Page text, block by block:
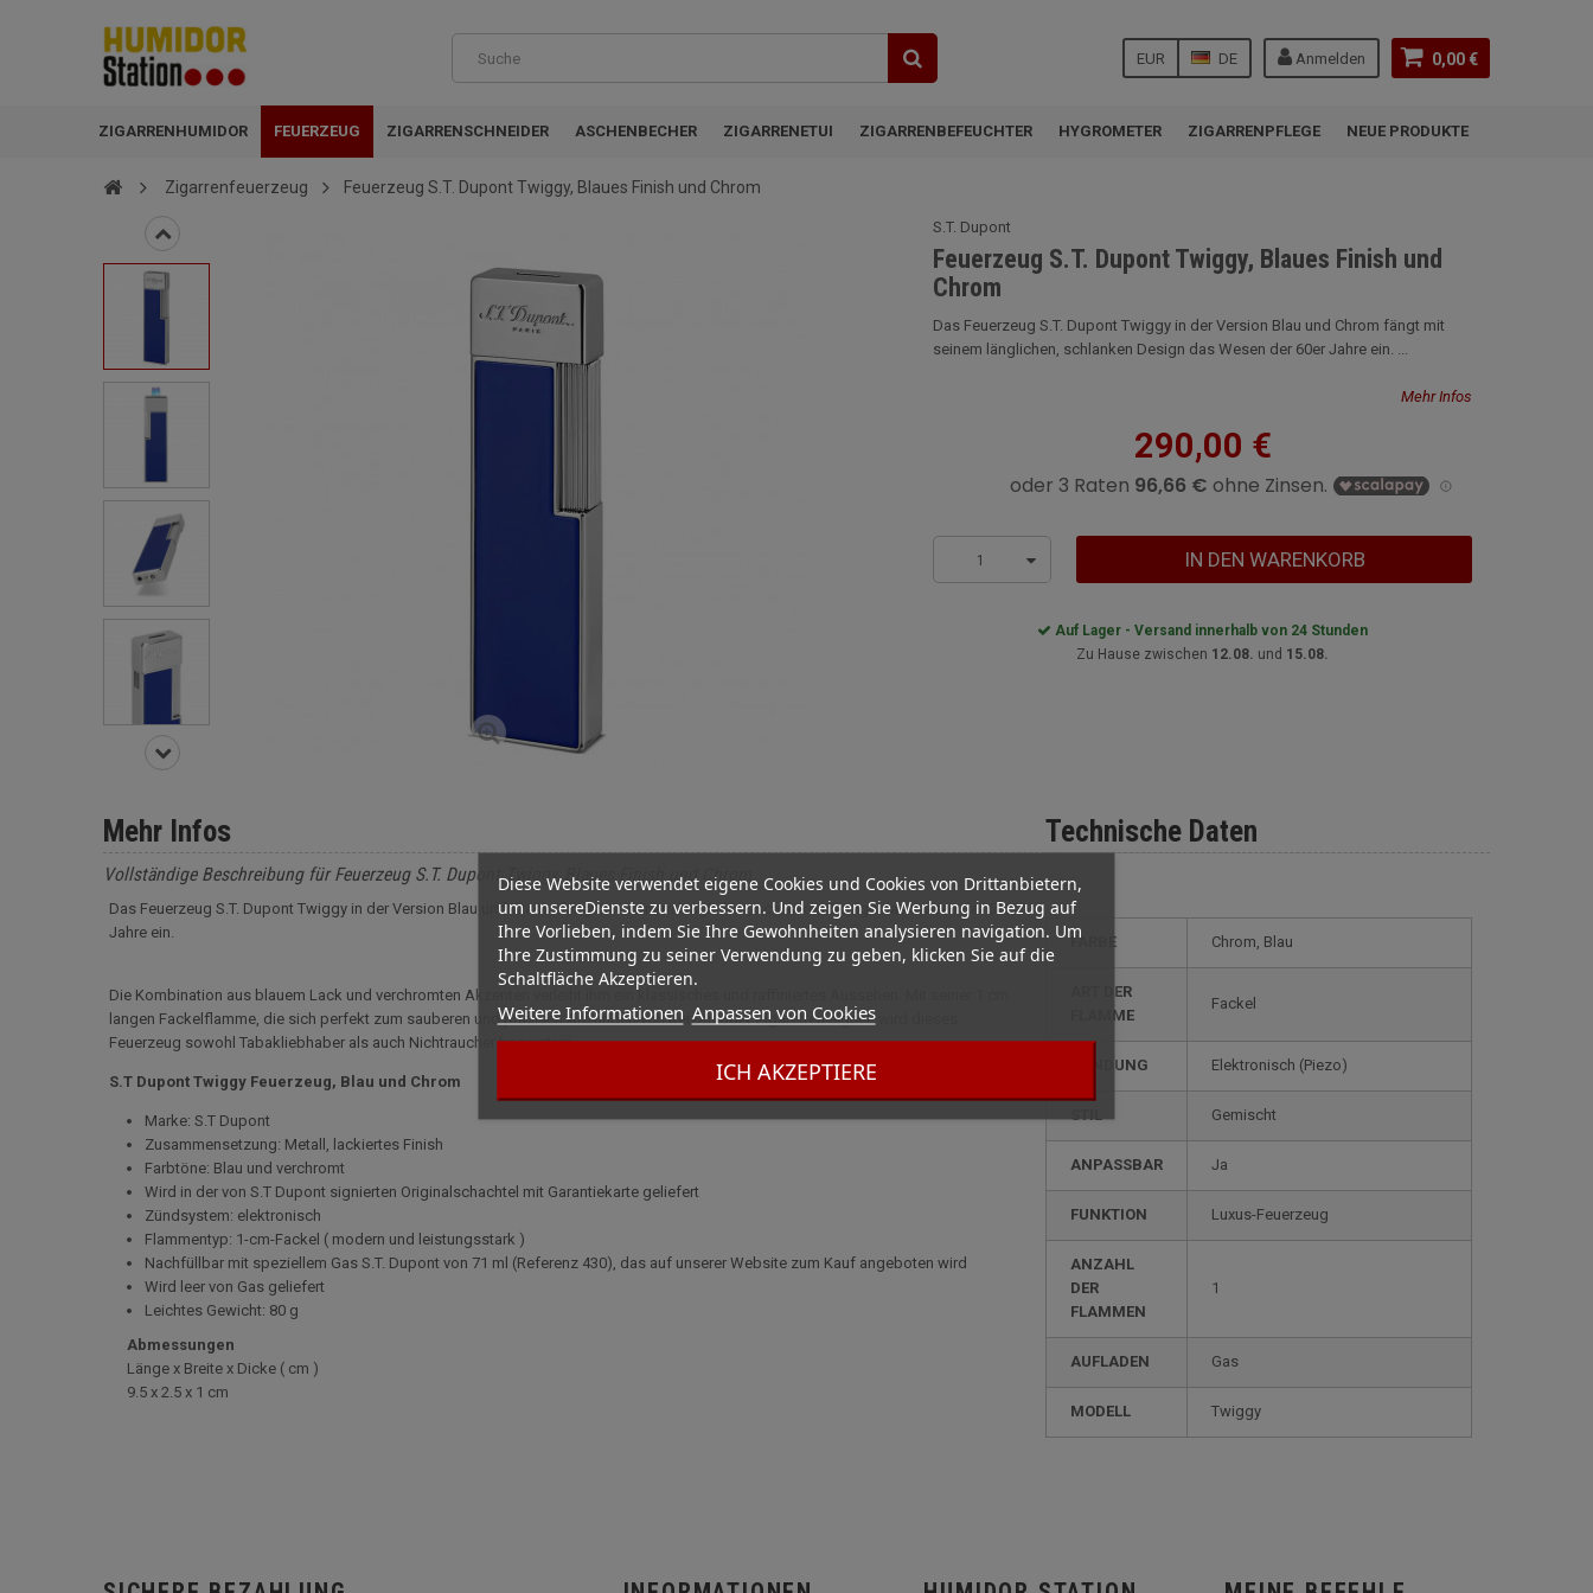
0,00 €
Anmelden
DE
EUR
ZIGARRENHUMIDOR FEUERZEUG ZIGARRENSCHNEIDER ASCHENBECHER ZIGARRENETUI ZIGARRENBEFEUCHTER HYGROMETER ZIGARRENPFLEGE NEUE PRODUKTE
Diese Website verwendet eigene Cookies und Cookies von Drittanbietern,
um unsereDienste zu verbessern. Und zeigen Sie Werbung in Bezug auf
Ihre Vorlieben, indem Sie Ihre Gewohnheiten analysieren navigation. Um
Ihre Zustimmung zu seiner Verwendung zu geben, klicken Sie auf die
Schaltfläche Akzeptieren.
Weitere Informationen Anpassen von Cookies
ICH AKZEPTIERE
Zigarrenfeuerzeug Feuerzeug S.T. Dupont Twiggy, Blaues Finish und Chrom
S.T. Dupont
Feuerzeug S.T. Dupont Twiggy, Blaues Finish und
Chrom
Das Feuerzeug S.T. Dupont Twiggy in der Version Blau und Chrom fängt mit
seinem länglichen, schlanken Design das Wesen der 60er Jahre ein. ...
Mehr Infos
290,00 €
1 IN DEN WARENKORB
Auf Lager - Versand innerhalb von 24 Stunden
Zu Hause zwischen 12.08. und 15.08.
Technische Daten
FARBE Chrom, Blau
FLAMME
Fackel
ZÜNDUNG elektronisch (Piezo)
STIL gemischt
ANPASSBAR ja
FUNKTION luxus-Feuerzeug
ANZAHL
DER
FLAMMEN
1
AUFLADEN gas
MODELL twiggy
Mehr Infos
Vollständige Beschreibung für Feuerzeug S.T. Dupont Twiggy, Blaues Finish und Chrom
Das Feuerzeug S.T. Dupont Twiggy in der Version Blau und Chrom fängt mit seinem länglichen, schlanken Design das Wesen der 60er
Jahre ein.
Die Kombination aus blauem Lack und verchromten Akzenten verleiht ihm ein klassisches und raffiniertes Aussehen. Mit seiner 1 cm
langen Fackelflamme, die sich perfekt zum sauberen und präzisen Anzünden von Kerzen oder Zigaretten eignet, wird dieses
Feuerzeug sowohl Tabakliebhaber als auch Nichtraucher begeistern.
S.T Dupont Twiggy Feuerzeug, Blau und Chrom
Marke: S.T Dupont
Zusammensetzung: Metall, lackiertes Finish
Farbtöne: Blau und verchromt
Wird in der von S.T Dupont signierten Originalschachtel mit Garantiekarte geliefert
Zündsystem: elektronisch
Flammentyp: 1-cm-Fackel ( modern und leistungsstark )
Nachfüllbar mit speziellem Gas S.T. Dupont von 71 ml (Referenz 430), das auf unserer Website zum Kauf angeboten wird
Wird leer von Gas geliefert
Leichtes Gewicht: 80 g
Abmessungen
Länge x Breite x Dicke ( cm )
9.5 x 2.5 x 1 cm